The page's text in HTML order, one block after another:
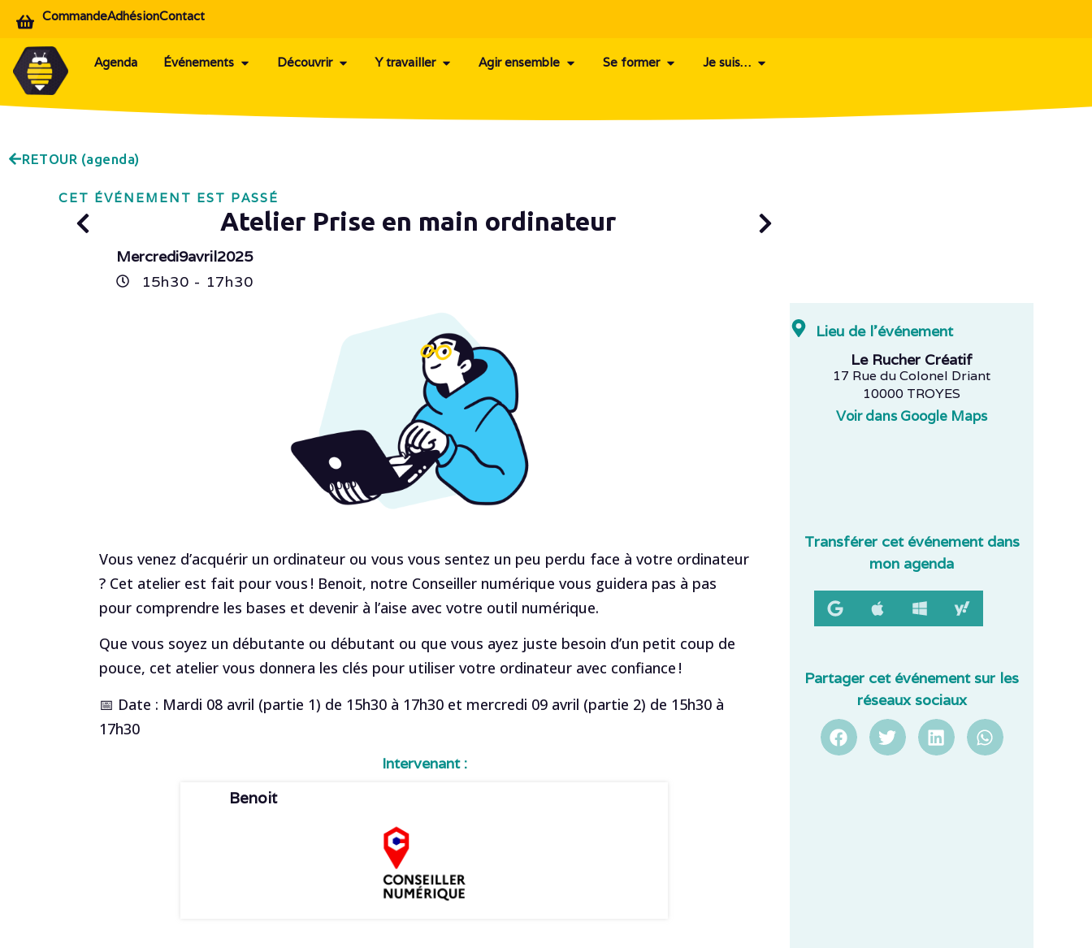
CommandeAdhésionContact
Agenda Événements Découvrir Y travailler Agir ensemble Se former Je suis…
RETOUR (agenda)
CET ÉVÉNEMENT EST PASSÉ
Atelier Prise en main ordinateur
Mercredi9avril2025
15h30 - 17h30
Lieu de l'événement
Le Rucher Créatif
17 Rue du Colonel Driant
10000 TROYES
Voir dans Google Maps
Vous venez d’acquérir un ordinateur ou vous vous sentez un peu perdu face à votre ordinateur
? Cet atelier est fait pour vous ! Benoit, notre Conseiller numérique vous guidera pas à pas
pour comprendre les bases et devenir à l’aise avec votre outil numérique.
Que vous soyez un débutante ou débutant ou que vous ayez juste besoin d’un petit coup de
pouce, cet atelier vous donnera les clés pour utiliser votre ordinateur avec confiance !
📅 Date : Mardi 08 avril (partie 1) de 15h30 à 17h30 et mercredi 09 avril (partie 2) de 15h30 à
17h30
Intervenant :
Benoit
Transférer cet événement dans
mon agenda
Partager cet événement sur les
réseaux sociaux